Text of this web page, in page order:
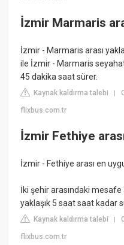
İzmir Marmaris
İzmir - Marmaris arası
ile İzmir - Marmaris
45 dakika saat sürer.
Kaynak kaldırma talebi |
flixbus.com.tr
İzmir Fethiye
İzmir - Fethiye arası en
İki şehir arasındaki
yaklaşık 5 saat saat kadar
Kaynak kaldırma talebi |
flixbus.com.tr